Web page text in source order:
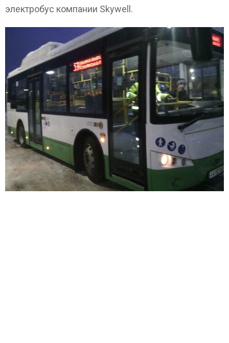
электробус компании Skywell.